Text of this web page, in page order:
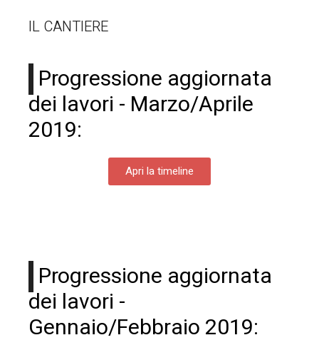
IL CANTIERE
Progressione aggiornata
dei lavori - Marzo/Aprile
2019:
Apri la timeline
Progressione aggiornata
dei lavori -
Gennaio/Febbraio 2019: